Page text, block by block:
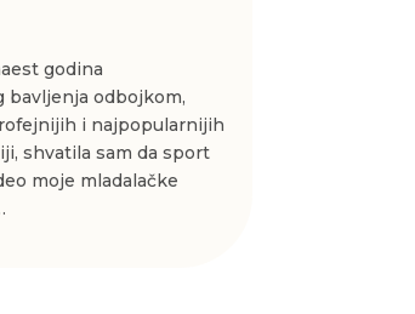
godina
bavljenja odbojkom,
i najpopularnijih
shvatila sam da sport
moje mladalačke